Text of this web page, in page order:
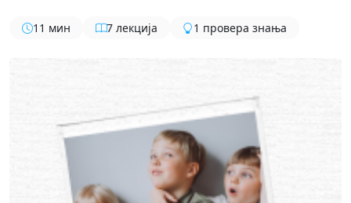
11 мин 7 лекција 1 провера знања